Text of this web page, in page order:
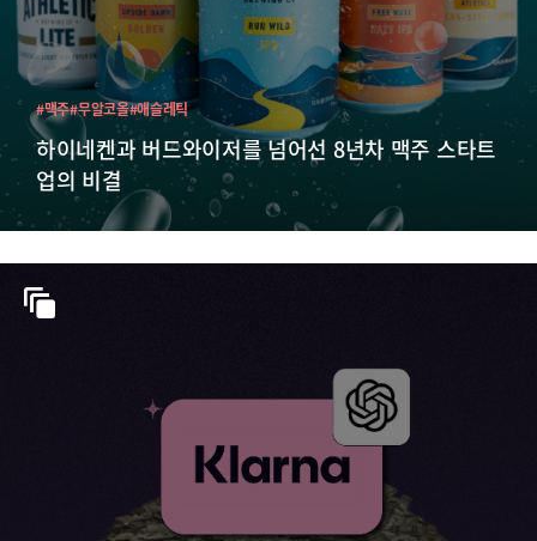
하이네켄과 버드와이저를 넘어선 8년차 맥주 스타트
업의 비결
#맥주#무알코올#애슬레틱